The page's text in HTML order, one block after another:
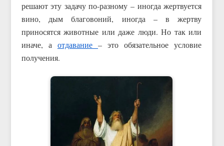
решают эту задачу по-разному – иногда жертвуется
вино, дым благовоний, иногда – в жертву
приносятся животные или даже люди. Но так или
иначе, а отдавание– это обязательное условие
получения.